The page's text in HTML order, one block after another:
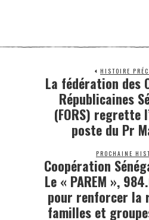
HISTOIRE
La fédération des
Républicaines
(FORS) regrette
poste du Pr
PROCHAINE
Coopération
Le « PAREM »,
pour renforcer la
familles et